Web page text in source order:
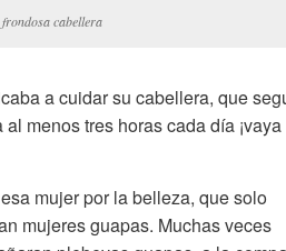
cabellera
a cuidar su cabellera, que
menos tres horas cada día ¡vaya
mujer por la belleza, que solo
mujeres guapas. Muchas veces